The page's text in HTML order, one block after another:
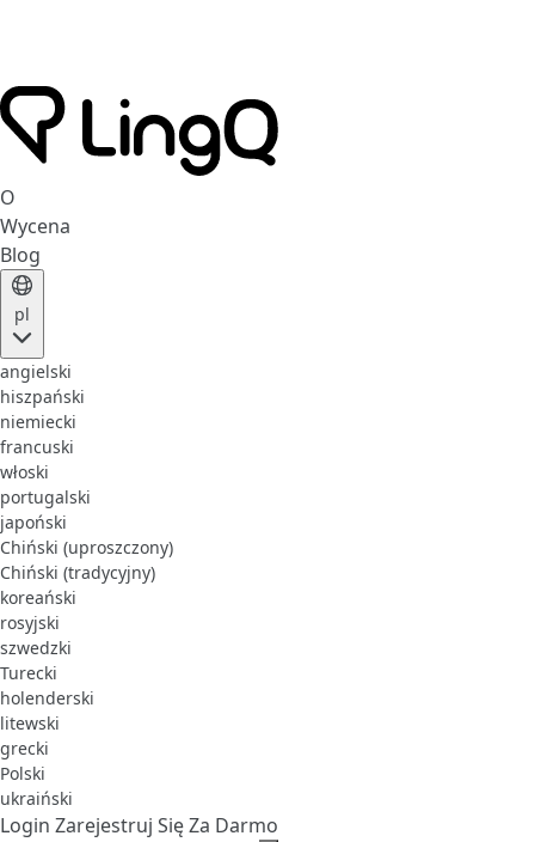
O
Wycena
Blog
pl
angielski
hiszpański
niemiecki
francuski
włoski
portugalski
japoński
Chiński (uproszczony)
Chiński (tradycyjny)
koreański
rosyjski
szwedzki
Turecki
holenderski
litewski
grecki
Polski
ukraiński
Login Zarejestruj Się Za Darmo